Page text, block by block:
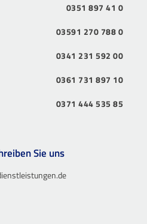
0351 897 41 0
03591 270 788 0
0341 231 592 00
0361 731 897 10
0371 444 535 85
Sie uns